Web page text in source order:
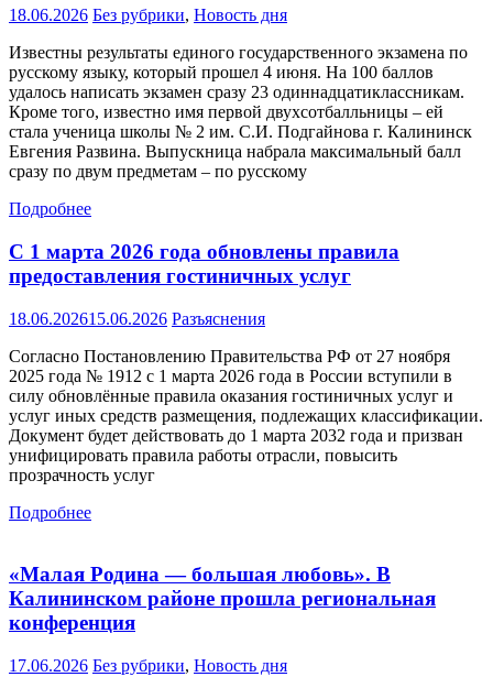
18.06.2026 Без рубрики, Новость дня
Известны результаты единого государственного экзамена по
русскому языку, который прошел 4 июня. На 100 баллов
удалось написать экзамен сразу 23 одиннадцатиклассникам.
Кроме того, известно имя первой двухсотбалльницы – ей
стала ученица школы № 2 им. С.И. Подгайнова г. Калининск
Евгения Развина. Выпускница набрала максимальный балл
сразу по двум предметам – по русскому
Подробнее
С 1 марта 2026 года обновлены правила
предоставления гостиничных услуг
18.06.202615.06.2026 Разъяснения
Согласно Постановлению Правительства РФ от 27 ноября
2025 года № 1912 с 1 марта 2026 года в России вступили в
силу обновлённые правила оказания гостиничных услуг и
услуг иных средств размещения, подлежащих классификации.
Документ будет действовать до 1 марта 2032 года и призван
унифицировать правила работы отрасли, повысить
прозрачность услуг
Подробнее
«Малая Родина — большая любовь». В
Калининском районе прошла региональная
конференция
17.06.2026 Без рубрики, Новость дня